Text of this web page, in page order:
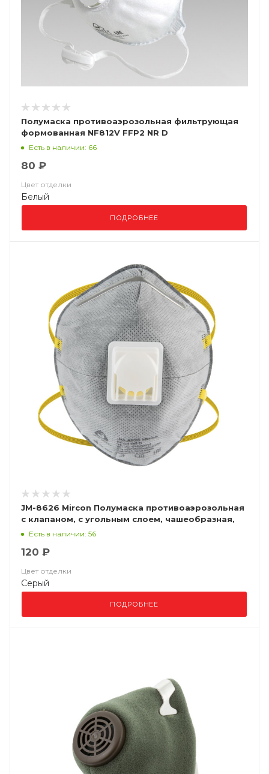
Полумаска противоаэрозольная фильтрующая
формованная NF812V FFP2 NR D
Есть в наличии: 66
80 ₽
Цвет отделки
Белый
ПОДРОБНЕЕ
JM-8626 Mircon Полумаска противоаэрозольная
с клапаном, с угольным слоем, чашеобразная,
класс защиты FFP2 NR D, в упаковке 10 шт
Есть в наличии: 56
120 ₽
Цвет отделки
Серый
ПОДРОБНЕЕ